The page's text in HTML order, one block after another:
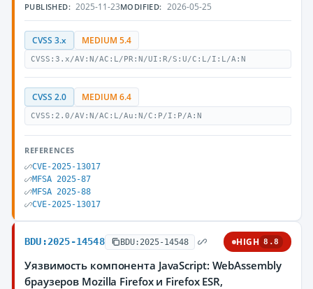
PUBLISHED: 2025-11-23MODIFIED: 2026-05-25
CVSS 3.x MEDIUM 5.4
CVSS:3.x/AV:N/AC:L/PR:N/UI:R/S:U/C:L/I:L/A:N
CVSS 2.0 MEDIUM 6.4
CVSS:2.0/AV:N/AC:L/Au:N/C:P/I:P/A:N
REFERENCES
CVE-2025-13017
MFSA 2025-87
MFSA 2025-88
CVE-2025-13017
BDU:2025-14548 BDU:2025-14548 HIGH 8.8
Уязвимость компонента JavaScript: WebAssembly
браузеров Mozilla Firefox и Firefox ESR,